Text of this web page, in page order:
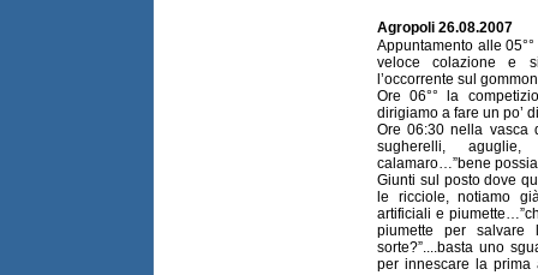
Agropoli 26.08.2007
Appuntamento alle
veloce colazione e
l’occorrente sul
Ore 06°° la
dirigiamo a fare un po’
Ore 06:30 nella vasca
sugherelli,
calamaro…”bene
Giunti sul posto dove
le ricciole, notiamo
artificiali e
piumette per salvare
sorte?”....basta uno
per innescare la prima